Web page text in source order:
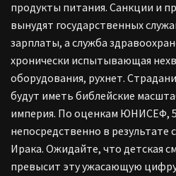
продукты питания. Санкции и
вынудят государственных
зарплаты, а служба
хронически испытывающая
оборудования, рухнет.
будут иметь библейские
империя. По оценкам ЮНИСЕФ,
непосредственно в
Ирака. Ожидайте, что детская
превысит эту ужасающую